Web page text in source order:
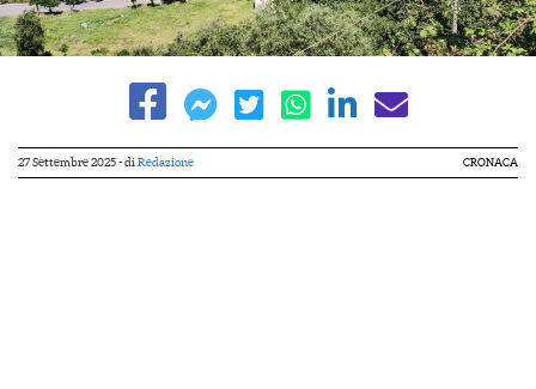
27 Settembre 2025- di Redazione CRONACA